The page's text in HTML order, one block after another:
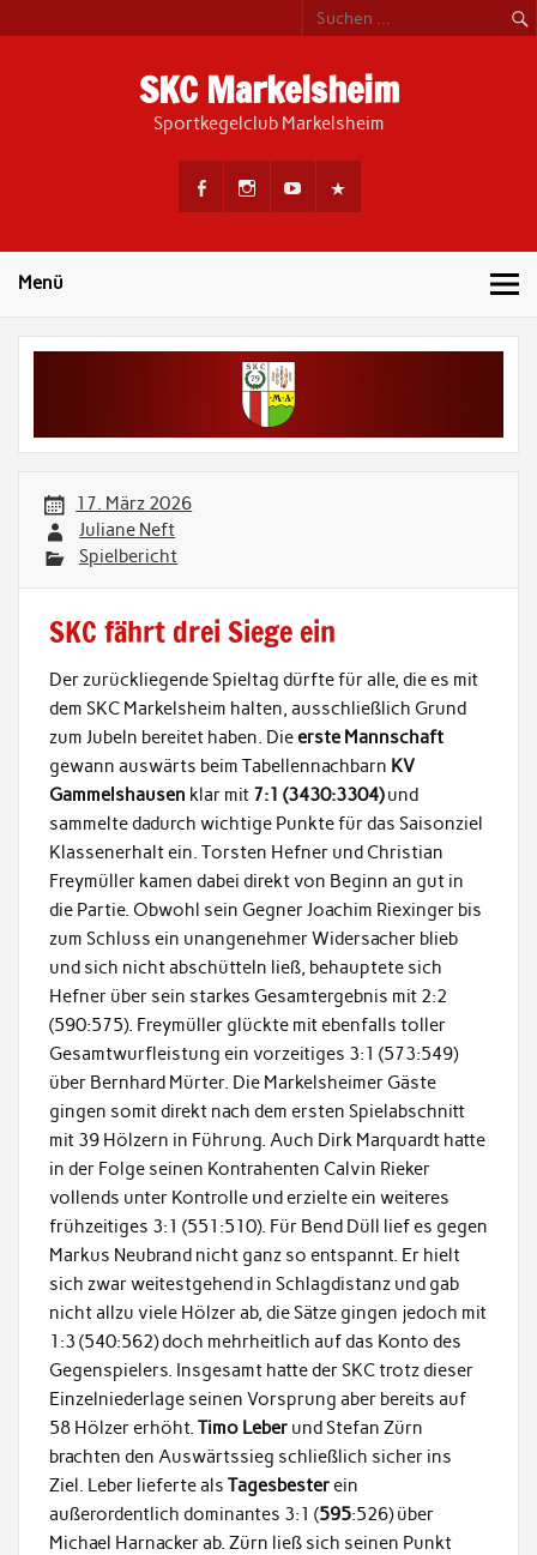
content
SKC Markelsheim
Sportkegelclub Markelsheim
Menü
17. März 2026
Juliane Neft
Spielbericht
SKC fährt drei Siege ein
Der zurückliegende Spieltag dürfte für alle, die es mit
dem SKC Markelsheim halten, ausschließlich Grund
zum Jubeln bereitet haben. Dieerste Mannschaft
gewann auswärts beim Tabellennachbarn KV
Gammelshausen klar mit 7:1 (3430:3304)und
sammelte dadurch wichtige Punkte für das Saisonziel
Klassenerhalt ein. Torsten Hefner und Christian
Freymüller kamen dabei direkt von Beginn an gut in
die Partie. Obwohl sein Gegner Joachim Riexinger bis
zum Schluss ein unangenehmer Widersacher blieb
und sich nicht abschütteln ließ, behauptete sich
Hefner über sein starkes Gesamtergebnis mit 2:2
(590:575). Freymüller glückte mit ebenfalls toller
Gesamtwurfleistung ein vorzeitiges 3:1 (573:549)
über Bernhard Mürter. Die Markelsheimer Gäste
gingen somit direkt nach dem ersten Spielabschnitt
mit 39 Hölzern in Führung. Auch Dirk Marquardt hatte
in der Folge seinen Kontrahenten Calvin Rieker
vollends unter Kontrolle und erzielte ein weiteres
frühzeitiges 3:1 (551:510). Für Bend Düll lief es gegen
Markus Neubrand nicht ganz so entspannt. Er hielt
sich zwar weitestgehend in Schlagdistanz und gab
nicht allzu viele Hölzer ab, die Sätze gingen jedoch mit
1:3 (540:562) doch mehrheitlich auf das Konto des
Gegenspielers. Insgesamt hatte der SKC trotz dieser
Einzelniederlage seinen Vorsprung aber bereits auf
58 Hölzer erhöht. Timo Leberund Stefan Zürn
brachten den Auswärtssieg schließlich sicher ins
Ziel. Leber lieferte als Tagesbesterein
außerordentlich dominantes 3:1 (595:526) über
Michael Harnacker ab. Zürn ließ sich seinen Punkt